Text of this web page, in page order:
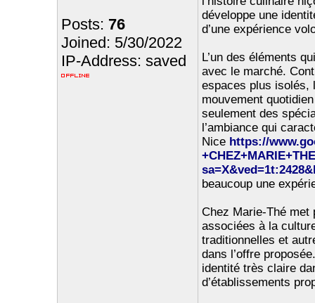
Posts: 76
Joined: 5/30/2022
IP-Address: saved
développe une
d’une expérience
L’un des éléments
avec le marché.
espaces plus isolés,
mouvement
seulement des
l’ambiance qui
Nice https://
beaucoup une
Chez Marie-Thé met
associées à la
traditionnelles et
dans l’offre
identité très claire
d’établissements